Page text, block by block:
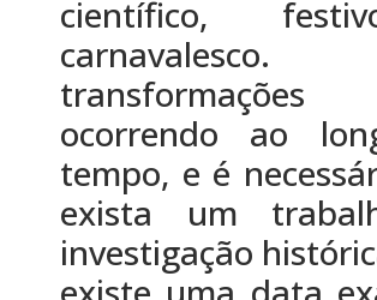
científico,
transformações
ocorrendo ao
tempo, e é
exista um
investigação